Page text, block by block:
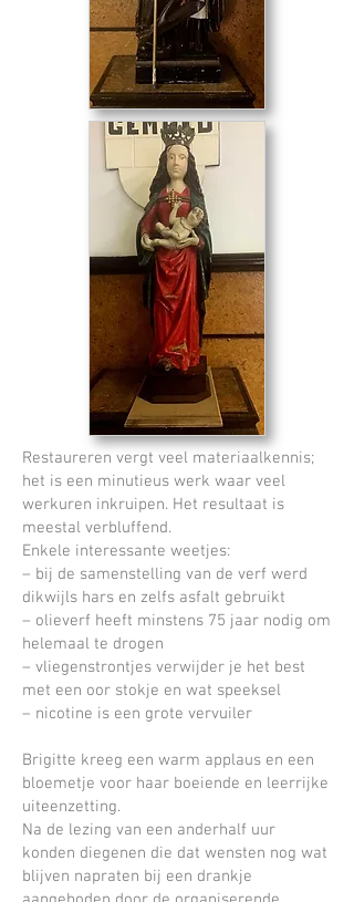
Restaureren vergt veel materiaalkennis;
het is een minutieus werk waar veel
werkuren inkruipen. Het resultaat is
meestal verbluffend.
Enkele interessante weetjes:
– bij de samenstelling van de verf werd
dikwijls hars en zelfs asfalt gebruikt
– olieverf heeft minstens 75 jaar nodig om
helemaal te drogen
– vliegenstrontjes verwijder je het best
met een oor stokje en wat speeksel
– nicotine is een grote vervuiler
Brigitte kreeg een warm applaus en een
bloemetje voor haar boeiende en leerrijke
uiteenzetting.
Na de lezing van een anderhalf uur
konden diegenen die dat wensten nog wat
blijven napraten bij een drankje